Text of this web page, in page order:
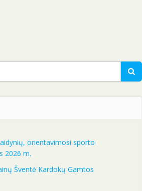
orientavimosi sporto
2026 m.
Šventė Kardokų Gamtos